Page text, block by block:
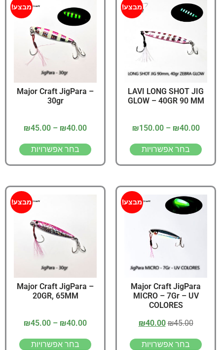
מבצע!
LAVI LONG SHOT JIG
GLOW – 40GR 90 MM
₪40.00
–
₪150.00
בחר אפשרויות
מבצע!
Major Craft JigPara –
30gr
₪40.00
–
₪45.00
בחר אפשרויות
מבצע!
Major Craft JigPara
MICRO – 7Gr – UV
COLORES
₪45.00
₪40.00
בחר אפשרויות
מבצע!
Major Craft JigPara –
20GR, 65MM
₪40.00
–
₪45.00
בחר אפשרויות